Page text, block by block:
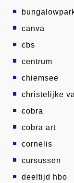
canva
cbs
centrum
chiemsee
christelijke
cobra
cobra art
cornelis
cursussen
deeltijd hbo